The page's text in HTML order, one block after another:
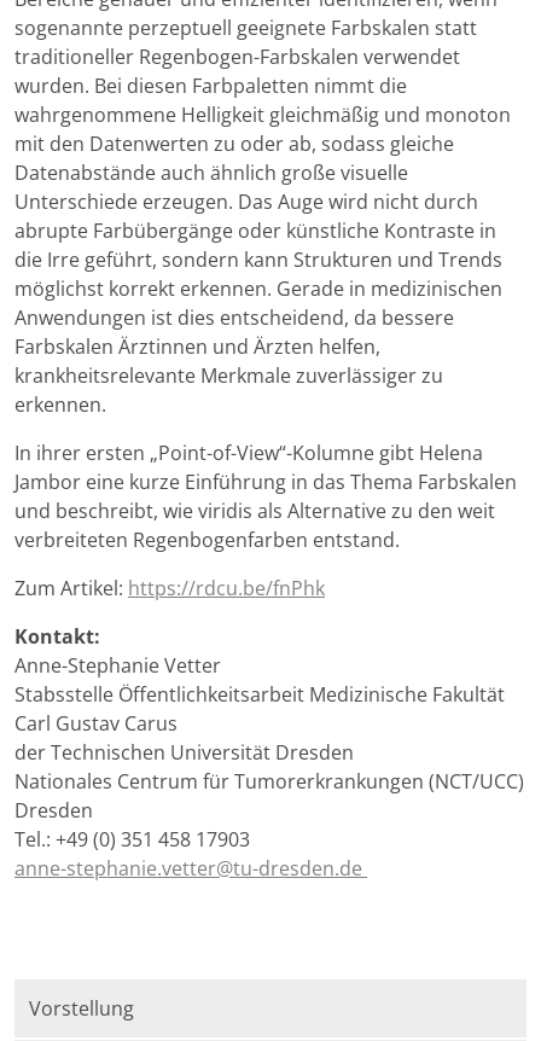
sogenannte perzeptuell geeignete Farbskalen statt
traditioneller Regenbogen-Farbskalen verwendet
wurden. Bei diesen Farbpaletten nimmt die
wahrgenommene Helligkeit gleichmäßig und monoton
mit den Datenwerten zu oder ab, sodass gleiche
Datenabstände auch ähnlich große visuelle
Unterschiede erzeugen. Das Auge wird nicht durch
abrupte Farbübergänge oder künstliche Kontraste in
die Irre geführt, sondern kann Strukturen und Trends
möglichst korrekt erkennen. Gerade in medizinischen
Anwendungen ist dies entscheidend, da bessere
Farbskalen Ärztinnen und Ärzten helfen,
krankheitsrelevante Merkmale zuverlässiger zu
erkennen.
In ihrer ersten „Point-of-View“-Kolumne gibt Helena
Jambor eine kurze Einführung in das Thema Farbskalen
und beschreibt, wie viridis als Alternative zu den weit
verbreiteten Regenbogenfarben entstand.
Zum Artikel: https://rdcu.be/fnPhk
Kontakt:
Anne-Stephanie Vetter
Stabsstelle Öffentlichkeitsarbeit Medizinische Fakultät
Carl Gustav Carus
der Technischen Universität Dresden
Nationales Centrum für Tumorerkrankungen (NCT/UCC)
Dresden
Tel.: +49 (0) 351 458 17903
anne-stephanie.vetter@tu-dresden.de
Vorstellung